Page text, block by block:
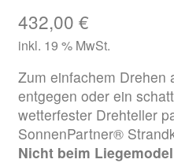
432,00 €
inkl. 19 % MwSt.
Zum einfachem Drehen
entgegen oder ein
wetterfester Drehteller
SonnenPartner®
Nicht beim